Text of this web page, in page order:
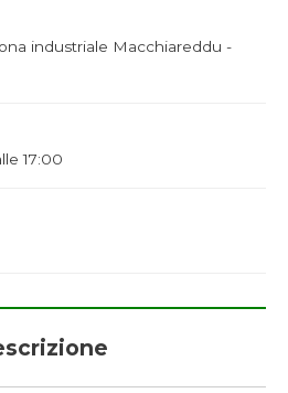
industriale Macchiareddu -
17:00